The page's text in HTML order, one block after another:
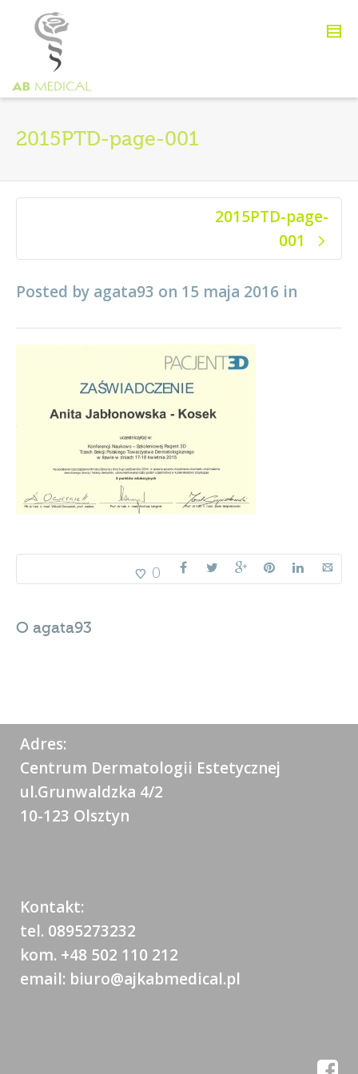
2015PTD-page-001
2015PTD-page-
001
Posted by agata93 on 15 maja 2016 in
0
O agata93
Adres:
Centrum Dermatologii Estetycznej
ul.Grunwaldzka 4/2
10-123 Olsztyn
Kontakt:
tel. 0895273232
kom. +48 502 110 212
email: biuro@ajkabmedical.pl